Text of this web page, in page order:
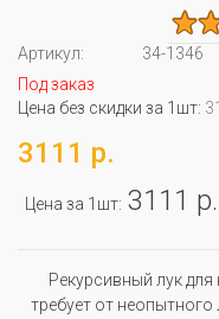
Артикул:
34-1346
Под заказ
Цена без скидки за 1шт:
3111 р.
Цена за 1шт: 3111 р.
Рекурсивный лук
требует от